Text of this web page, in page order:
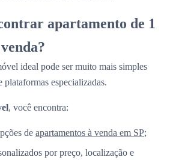
apartamento de 1
ideal pode ser muito mais simples
plataformas especializadas.
, você encontra:
de apartamentos à venda em SP;
por preço, localização e